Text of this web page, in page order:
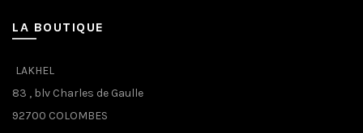
LA BOUTIQUE
LAKHEL
83 , blv Charles de Gaulle
92700 COLOMBES